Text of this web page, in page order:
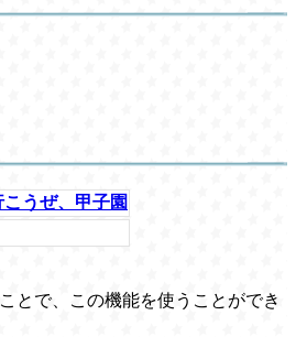
こうぜ、甲子園
とで、この機能を使うことができ